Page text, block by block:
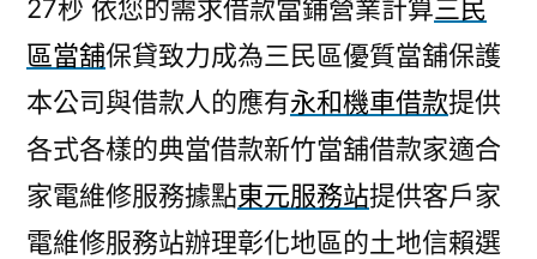
27秒 依您的需求借款當鋪營業計算三民
區當舖保貸致力成為三民區優質當舖保護
本公司與借款人的應有永和機車借款提供
各式各樣的典當借款新竹當舖借款家適合
家電維修服務據點東元服務站提供客戶家
電維修服務站辦理彰化地區的土地信賴選